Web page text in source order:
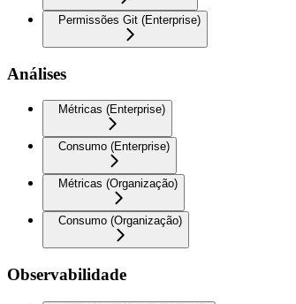
Permissões Git (Enterprise)
Análises
Métricas (Enterprise)
Consumo (Enterprise)
Métricas (Organização)
Consumo (Organização)
Observabilidade